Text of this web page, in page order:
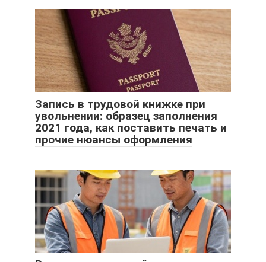
Запись в трудовой книжке при
увольнении: образец заполнения
2021 года, как поставить печать и
прочие нюансы оформления